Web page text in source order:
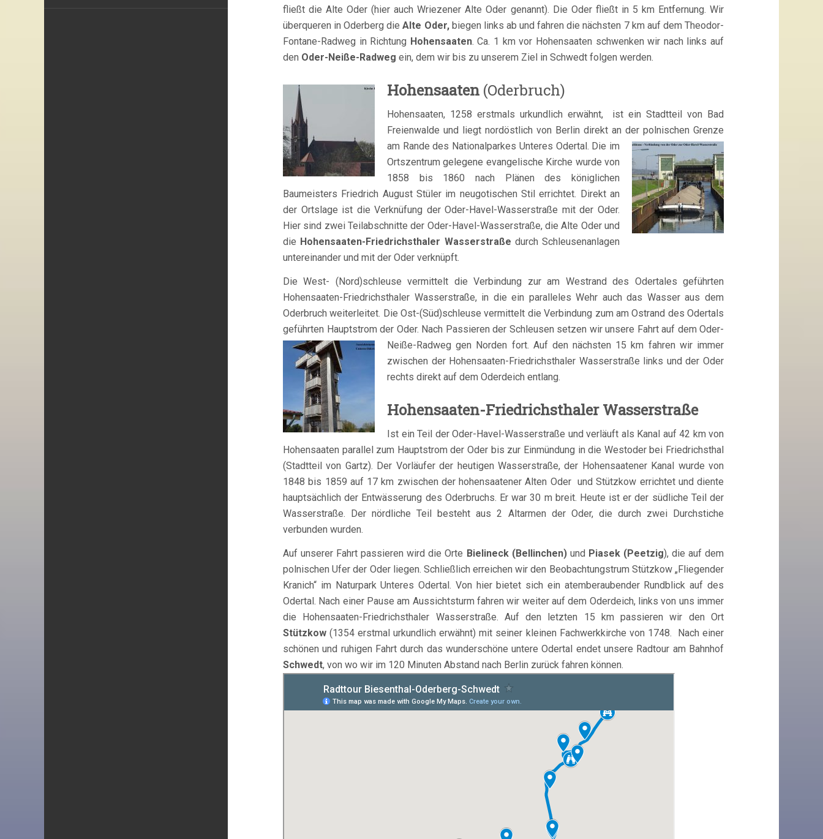
fließt die Alte Oder (hier auch Wriezener Alte Oder genannt). Die Oder fließt in 5 km Entfernung. Wir
überqueren in Oderberg die Alte Oder,biegen links ab und fahren die nächsten 7 km auf dem Theodor-
Fontane-Radweg in Richtung Hohensaaten. Ca. 1 km vor Hohensaaten schwenken wir nach links auf
den Oder-Neiße-Radweg ein, dem wir bis zu unserem Ziel in Schwedt folgen werden.
Hohensaaten (Oderbruch)
Hohensaaten, 1258 erstmals urkundlich erwähnt, ist ein Stadtteil von Bad
Freienwalde und liegt nordöstlich von Berlin direkt an der polnischen Grenze
am Rande des Nationalparkes Unteres Odertal. Die im
Ortszentrum gelegene evangelische Kirche wurde von
1858 bis 1860 nach Plänen des königlichen
Baumeisters Friedrich August Stüler im neugotischen Stil errichtet. Direkt an
der Ortslage ist die Verknüfung der Oder-Havel-Wasserstraße mit der Oder.
Hier sind zwei Teilabschnitte der Oder-Havel-Wasserstraße, die Alte Oder und
die Hohensaaten-Friedrichsthaler Wasserstraße durch Schleusenanlagen
untereinander und mit der Oder verknüpft.
Die West- (Nord)schleuse vermittelt die Verbindung zur am Westrand des Odertales geführten
Hohensaaten-Friedrichsthaler Wasserstraße, in die ein paralleles Wehr auch das Wasser aus dem
Oderbruch weiterleitet. Die Ost-(Süd)schleuse vermittelt die Verbindung zum am Ostrand des Odertals
geführten Hauptstrom der Oder. Nach Passieren der Schleusen setzen wir unsere Fahrt auf dem Oder-
Neiße-Radweg gen Norden fort. Auf den nächsten 15 km fahren wir immer
zwischen der Hohensaaten-Friedrichsthaler Wasserstraße links und der Oder
rechts direkt auf dem Oderdeich entlang.
Hohensaaten-Friedrichsthaler Wasserstraße
Ist ein Teil der Oder-Havel-Wasserstraße und verläuft als Kanal auf 42 km von
Hohensaaten parallel zum Hauptstrom der Oder bis zur Einmündung in die Westoder bei Friedrichsthal
(Stadtteil von Gartz). Der Vorläufer der heutigen Wasserstraße, der Hohensaatener Kanal wurde von
1848 bis 1859 auf 17 km zwischen der hohensaatener Alten Oder und Stützkow errichtet und diente
hauptsächlich der Entwässerung des Oderbruchs. Er war 30 m breit. Heute ist er der südliche Teil der
Wasserstraße. Der nördliche Teil besteht aus 2 Altarmen der Oder, die durch zwei Durchstiche
verbunden wurden.
Auf unserer Fahrt passieren wird die Orte Bielineck (Bellinchen)und Piasek (Peetzig), die auf dem
polnischen Ufer der Oder liegen. Schließlich erreichen wir den Beobachtungstrum Stützkow „Fliegender
Kranich“ im Naturpark Unteres Odertal. Von hier bietet sich ein atemberaubender Rundblick auf des
Odertal. Nach einer Pause am Aussichtsturm fahren wir weiter auf dem Oderdeich, links von uns immer
die Hohensaaten-Friedrichsthaler Wasserstraße. Auf den letzten 15 km passieren wir den Ort
Stützkow (1354 erstmal urkundlich erwähnt) mit seiner kleinen Fachwerkkirche von 1748. Nach einer
schönen und ruhigen Fahrt durch das wunderschöne untere Odertal endet unsere Radtour am Bahnhof
Schwedt, von wo wir im 120 Minuten Abstand nach Berlin zurück fahren können.